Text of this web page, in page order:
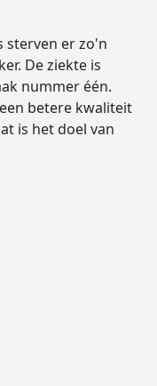
sterven er zo'n
De ziekte is
nummer één.
betere kwaliteit
is het doel van